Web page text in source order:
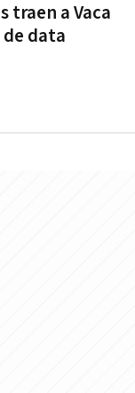
traen a Vaca
data